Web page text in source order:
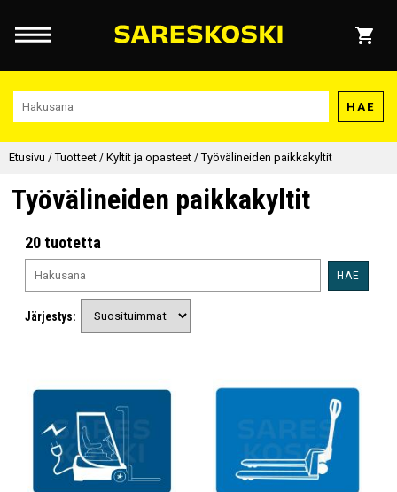
HAE
Etusivu /Tuotteet / Kyltit ja opasteet /Työvälineiden paikkakyltit
Työvälineiden paikkakyltit
20 tuotetta
HAE
Järjestys: